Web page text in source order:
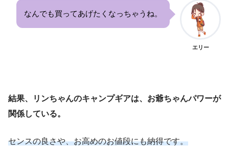
なんでも買ってあげたくなっちゃうね。
エリー
結果、リンちゃんのキャンプギアは、お爺ちゃんパワーが
関係している。
センスの良さや、お高めのお値段にも納得です。